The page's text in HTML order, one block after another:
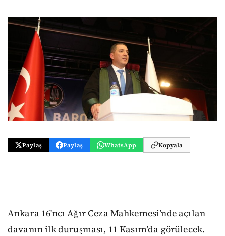
Paylaş Paylaş WhatsApp Kopyala
Ankara 16'ncı Ağır Ceza Mahkemesi’nde açılan
davanın ilk duruşması, 11 Kasım’da görülecek.